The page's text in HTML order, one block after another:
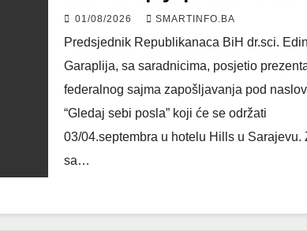
prezentaciji Federalnog sajma
zapošljavanja
01/08/2026 SMARTINFO.BA
Predsjednik Republikanaca BiH dr.sci. Edin
Garaplija, sa saradnicima, posjetio
federalnog sajma zapošljavanja pod
“Gledaj sebi posla” koji će se održati
03/04.septembra u hotelu Hills u Sarajevu.
sa…